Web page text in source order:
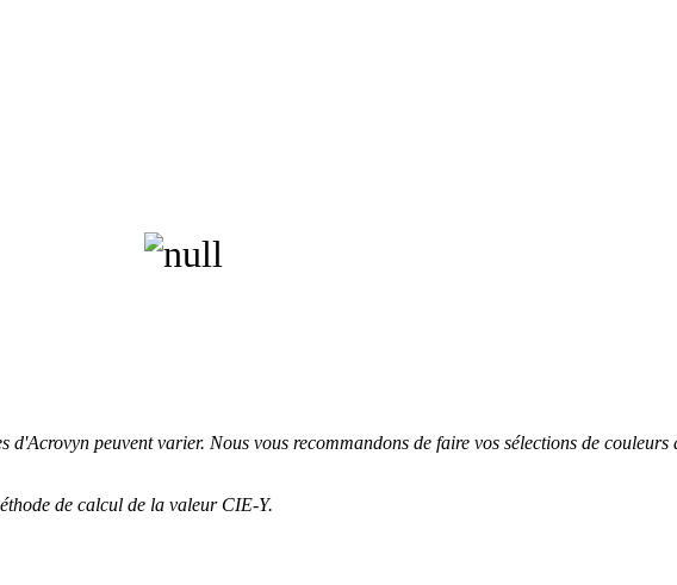
peuvent varier. Nous vous recommandons de faire vos sélections de
de calcul de la valeur CIE-Y.